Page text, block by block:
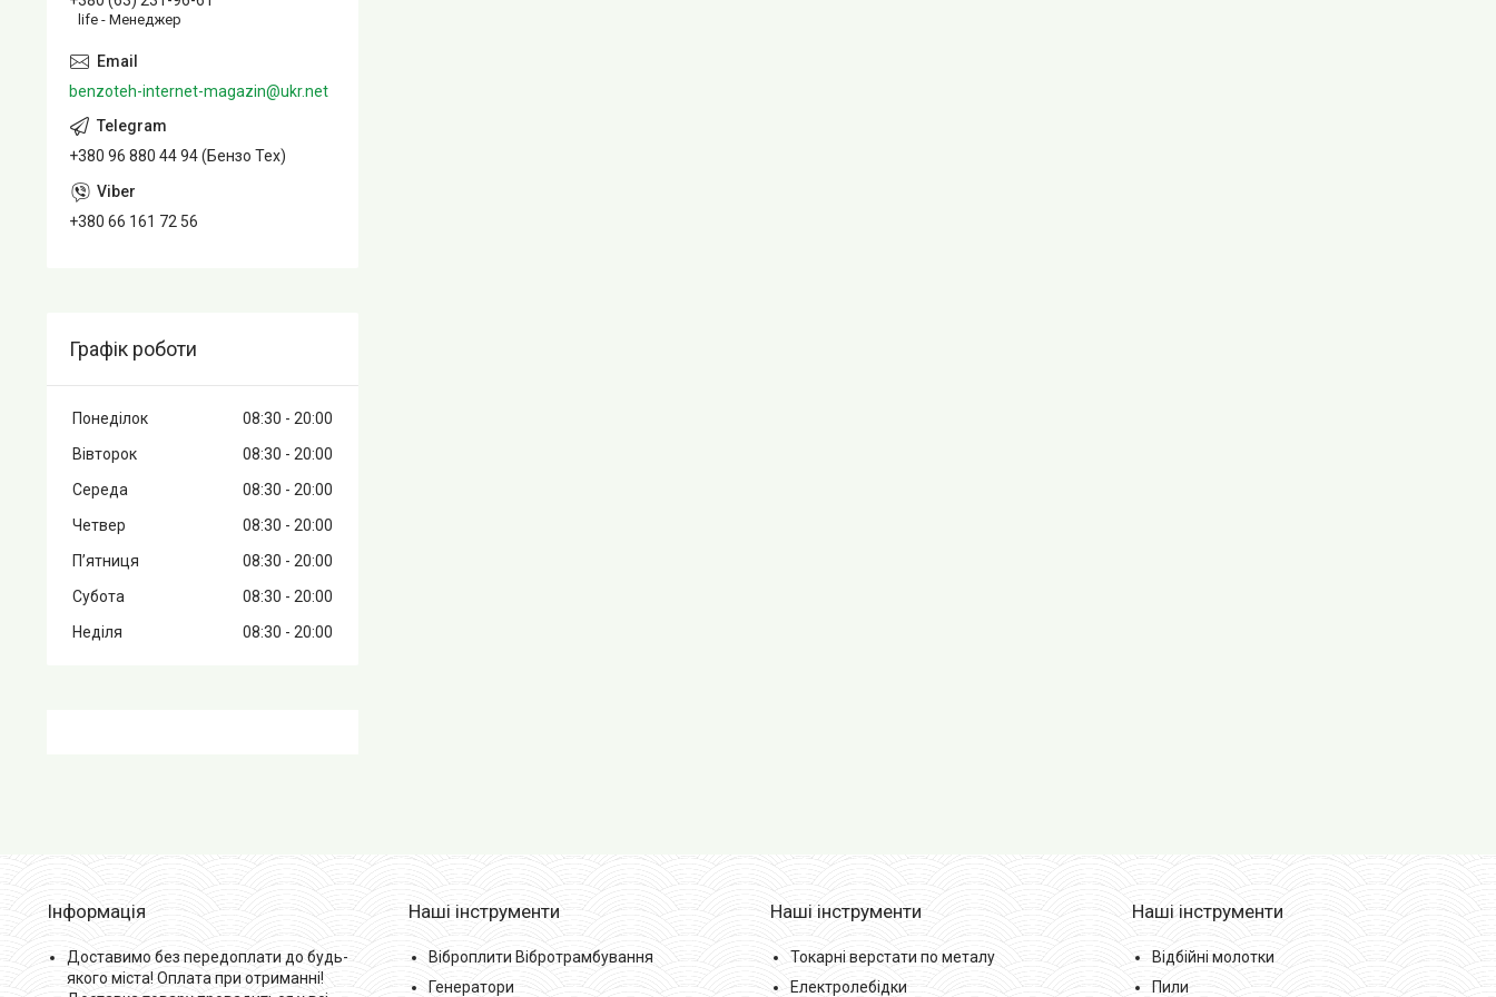
life - Менеджер
benzoteh-internet-magazin@ukr.net
+380 96 880 44 94 (Бензо Тех)
+380 66 161 72 56
Графік роботи
Понеділок 08:30
20:00
Вівторок
08:30
20:00
Середа
08:30
20:00
Четвер
08:30
20:00
Пʼятниця
08:30
20:00
Субота
08:30
20:00
Неділя
08:30 20:00
Інформація
Доставимо без передоплати до будь-
якого міста! Оплата при отриманні!
Наші інструменти
Віброплити Вібротрамбування
Генератори
Наші інструменти
Токарні верстати по металу
Електролебідки
Наші інструменти
Відбійні молотки
Пили